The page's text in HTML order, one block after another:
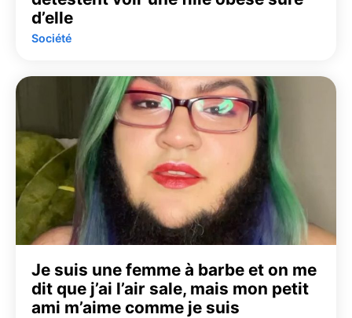
d’elle
Société
Je suis une femme à barbe et on me
dit que j’ai l’air sale, mais mon petit
ami m’aime comme je suis